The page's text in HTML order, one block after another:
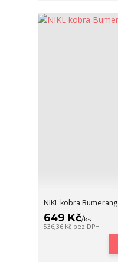
NIKL kobra Bumerang
649 Kč/ks
536,36 Kč bez DPH